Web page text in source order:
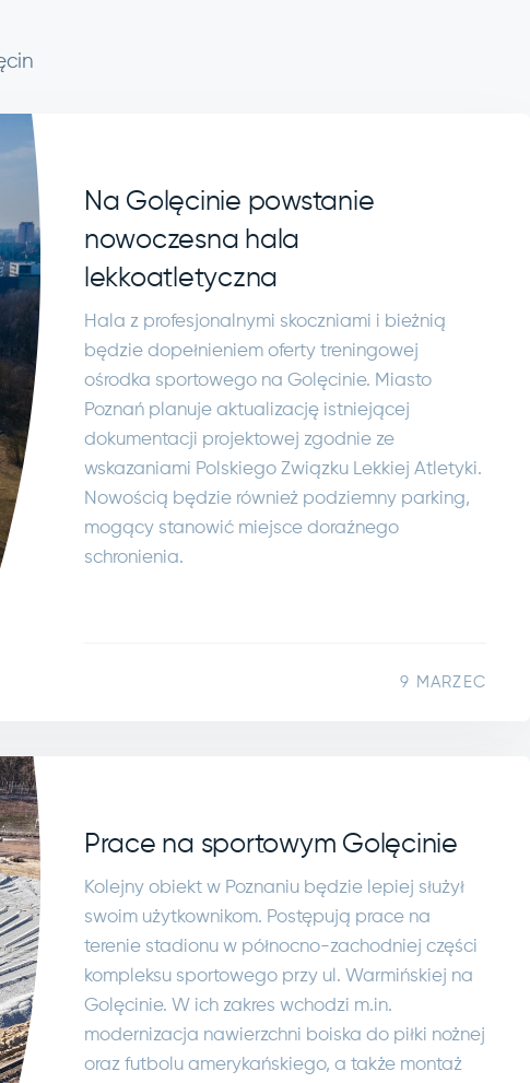
Na Golęcinie powstanie
nowoczesna hala
lekkoatletyczna
Hala z profesjonalnymi skoczniami i bieżnią
będzie dopełnieniem oferty treningowej
ośrodka sportowego na Golęcinie. Miasto
Poznań planuje aktualizację istniejącej
dokumentacji projektowej zgodnie ze
wskazaniami Polskiego Związku Lekkiej Atletyki.
Nowością będzie również podziemny parking,
mogący stanowić miejsce doraźnego
schronienia.
9 MARZEC
Prace na sportowym Golęcinie
Kolejny obiekt w Poznaniu będzie lepiej służył
swoim użytkownikom. Postępują prace na
terenie stadionu w północno-zachodniej części
kompleksu sportowego przy ul. Warmińskiej na
Golęcinie. W ich zakres wchodzi m.in.
modernizacja nawierzchni boiska do piłki nożnej
oraz futbolu amerykańskiego, a także montaż